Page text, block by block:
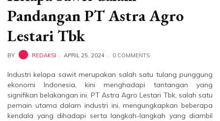
Pandangan PT Astra Agro
Lestari Tbk
BY REDAKSI APRIL 25, 2024 0 COMMENTS
Industri kelapa sawit merupakan salah satu tulang punggung
ekonomi Indonesia, kini menghadapi tantangan yang
signifikan belakangan ini. PT Astra Agro Lestari Tbk, salah satu
pemain utama dalam industri ini, mengungkapkan beberapa
kendala yang dihadapi serta langkah-langkah yang diambil